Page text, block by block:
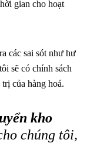
gian cho hoạt
các sai sót như hư
sẽ có chính sách
của hàng hoá.
kho
chúng tôi,